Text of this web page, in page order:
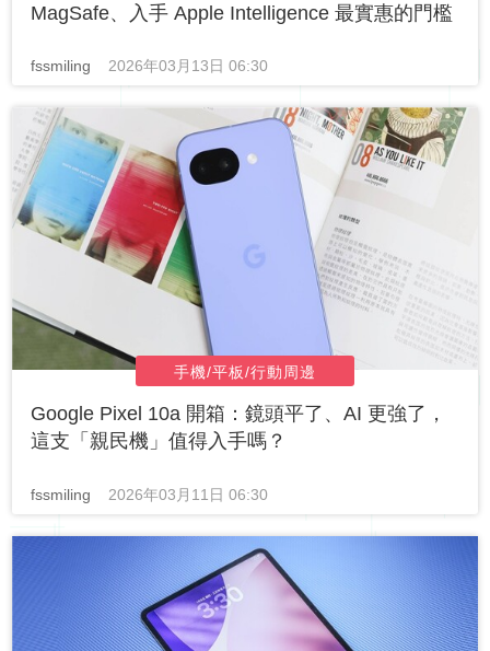
MagSafe、入手 Apple Intelligence 最實惠的門檻
fssmiling 2026年03月13日 06:30
手機/平板/行動周邊
Google Pixel 10a 開箱：鏡頭平了、AI 更強了，
這支「親民機」值得入手嗎？
fssmiling 2026年03月11日 06:30